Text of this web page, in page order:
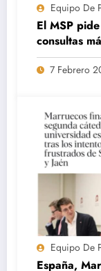
Equipo De
El MSP
consultas
nuevo
7 Febrero
Equipo De
España,